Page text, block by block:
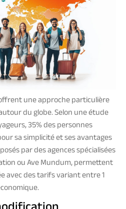
une approche particulière
du globe. Selon une étude
35% des personnes
sa simplicité et ses avantages
par des agences spécialisées
ou Ave Mundum, permettent
avec des tarifs variant entre 1